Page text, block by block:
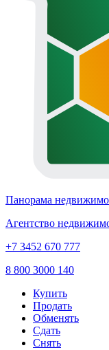
Панорама
Агентство
+7 3452 670 777
8 800 3000 140
Купить
Продать
Обменять
Сдать
Снять